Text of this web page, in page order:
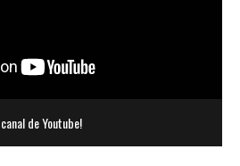
de Youtube!